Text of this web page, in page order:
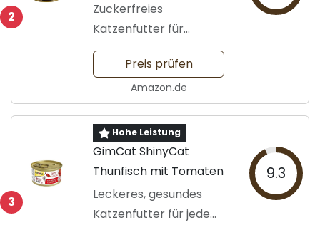
2
Zuckerfreies
Katzenfutter für
Genussliebhaber
Preis prüfen
Amazon.de
3
Hohe Leistung
GimCat ShinyCat
Thunfisch mit Tomaten
Leckeres, gesundes
Katzenfutter für jede
9.3